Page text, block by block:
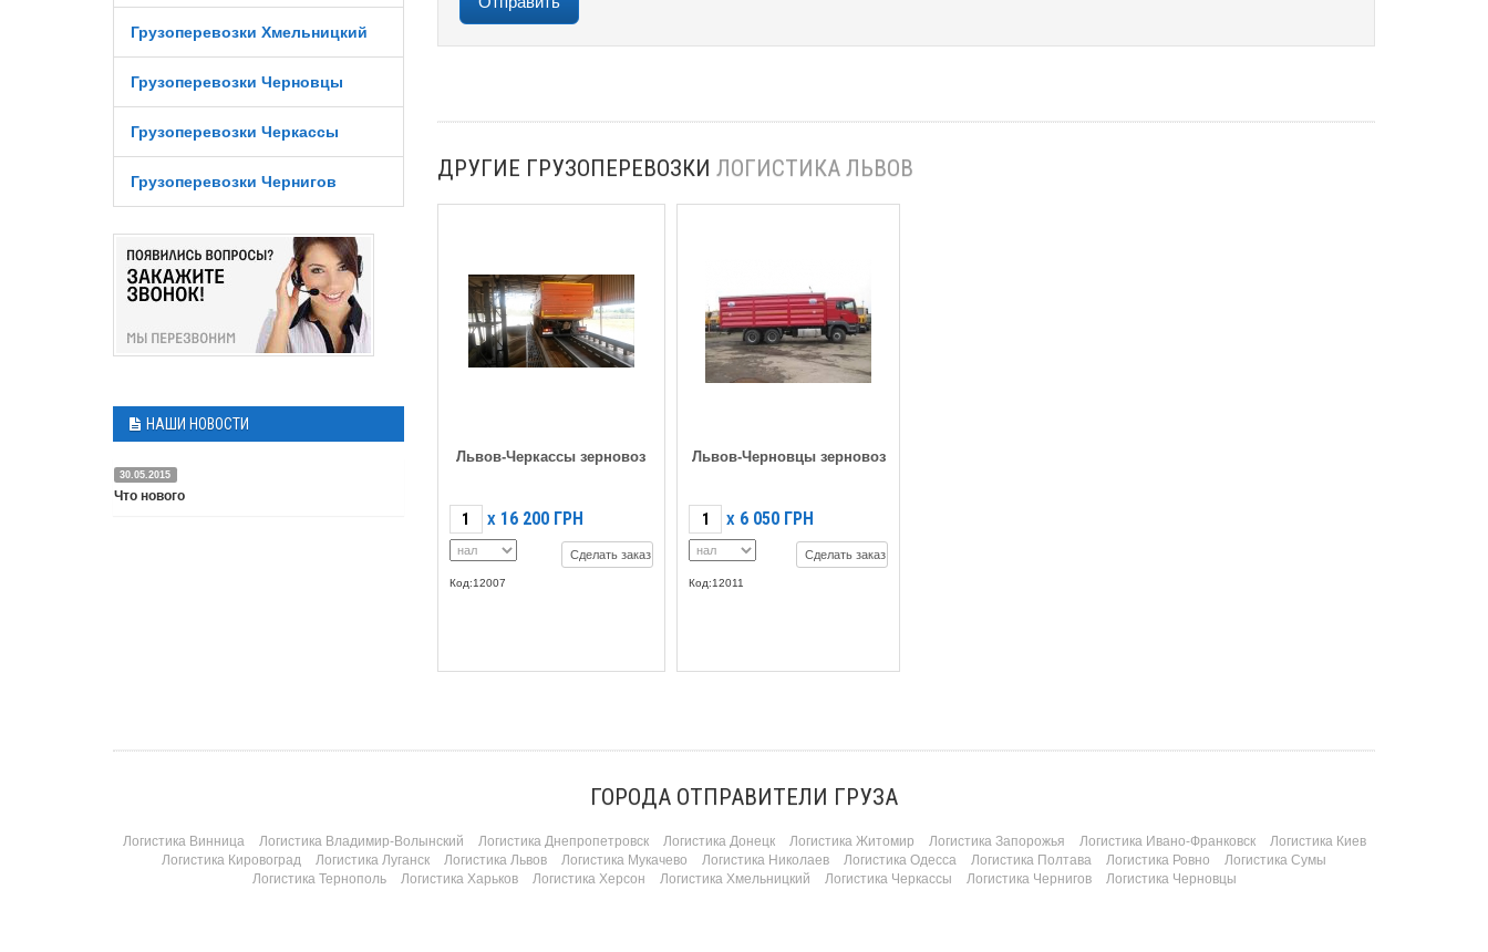
Грузоперевозки Хмельницкий
Грузоперевозки Черновцы
Грузоперевозки Черкассы
Грузоперевозки Чернигов
НАШИ НОВОСТИ
30.05.2015
Что нового
ДРУГИЕ ГРУЗОПЕРЕВОЗКИ ЛОГИСТИКА ЛЬВОВ
Львов-Черкассы зерновоз
X 16 200 ГРН
Сделать заказ
Код:12007
Львов-Черновцы зерновоз
X 6 050 ГРН
Сделать заказ
Код:12011
ГОРОДА ОТПРАВИТЕЛИ ГРУЗА
Логистика Винница Логистика Владимир-Волынский Логистика Днепропетровск Логистика Донецк Логистика Житомир Логистика Запорожья Логистика Ивано-Франковск
Логистика Киев
Логистика Кировоград
Логистика Луганск Логистика Львов Логистика Мукачево Логистика Николаев Логистика Одесса Логистика Полтава Логистика Ровно
Логистика Сумы
Логистика Тернополь
Логистика Харьков Логистика Херсон Логистика Хмельницкий Логистика Черкассы Логистика Чернигов Логистика Черновцы